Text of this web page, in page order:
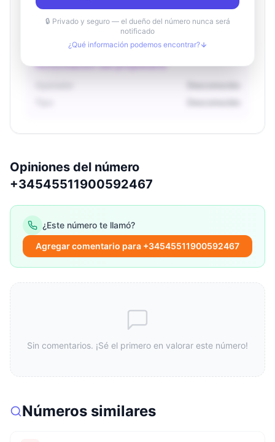
Ciudad
Desconocido
Región
Desconocido
Información del propietario
🔒 Privado y seguro — el dueño del número nunca será
notificado
¿Qué información podemos encontrar?
Opiniones del número
+34545511900592467
¿Este número te llamó?
Agregar comentario para +34545511900592467
Sin comentarios. ¡Sé el primero en valorar este número!
Números similares